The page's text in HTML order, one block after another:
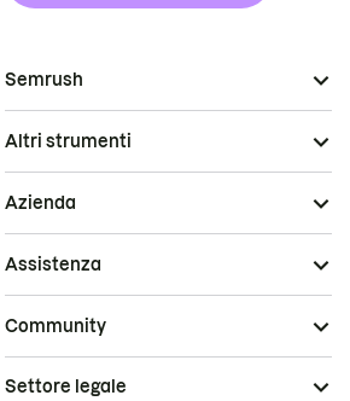
Semrush
Altri strumenti
Azienda
Assistenza
Community
Settore legale